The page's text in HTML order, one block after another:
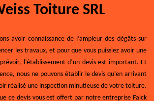
Toiture SRL
avoir connaissance de l’ampleur des dégâts sur
les travaux, et pour que vous puissiez avoir une
l’établissement d’un devis est important. Et
nous ne pouvons établir le devis qu’en arrivant
réalisé une inspection minutieuse de votre toiture.
ce devis vous est offert par notre entreprise Falck